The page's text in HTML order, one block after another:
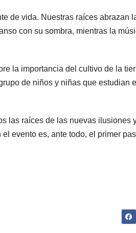
de vida. Nuestras raíces abrazan
con su sombra, mientras la
la importancia del cultivo de la
de niños y niñas que estudian
las raíces de las nuevas ilusiones
evento es, ante todo, el primer